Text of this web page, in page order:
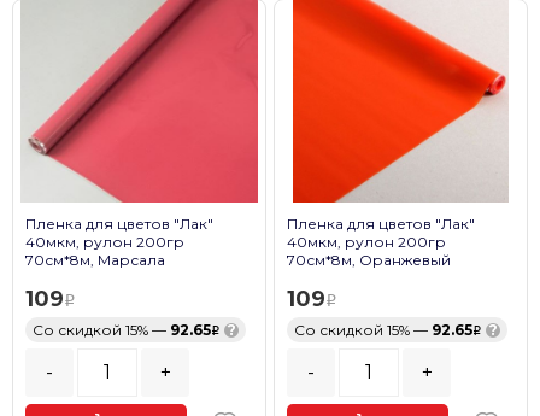
Пленка для цветов "Лак"
40мкм, рулон 200гр
70см*8м, Марсала
109
Со скидкой 15% — 92.65 ?
- +
Пленка для цветов "Лак"
40мкм, рулон 200гр
70см*8м, Оранжевый
109
Со скидкой 15% — 92.65 ?
- +